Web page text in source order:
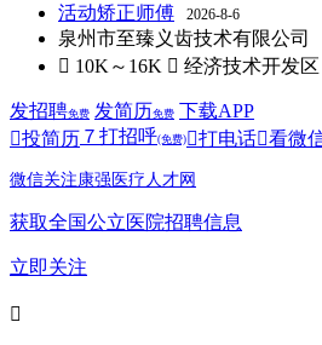
活动矫正师傅 2026-8-6
泉州市至臻义齿技术有限公司
 10K～16K  经济技术开发区
发招聘免费 发简历免费 下载APP
投简历 ７ 打招呼(免费) 打电话看微
微信关注康强医疗人才网
获取全国公立医院招聘信息
立即关注
